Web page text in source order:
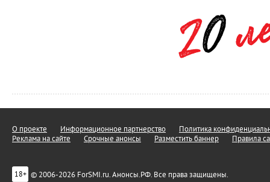
О проекте Информационное партнерство
Политика
Реклама на сайте
Срочные анонсы Разместить баннер Правила
18+ © 2006-2026 ForSMI.ru. Анонсы.РФ. Все права защищены.